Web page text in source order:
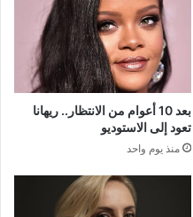
بعد 10 أعوام من الانتظار.. ريهانا
تعود إلى الاستوديو
منذ يوم واحد